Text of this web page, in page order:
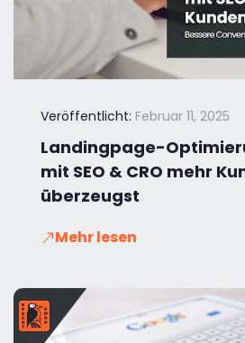
Veröffentlicht: Februar 11, 2025
Landingpage-
mit SEO & CRO mehr
überzeugst
Mehr lesen